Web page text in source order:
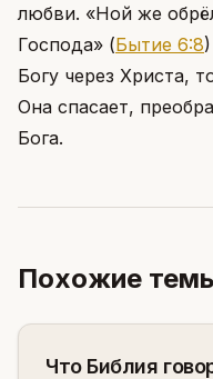
любви. «Ной же
Господа» (Бытие 6:8)
Богу через Христа,
Она спасает,
Бога.
Похожие
Что Библия